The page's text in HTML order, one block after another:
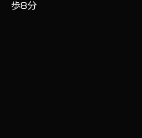
歩8分